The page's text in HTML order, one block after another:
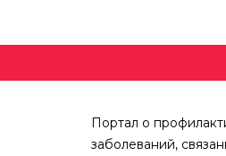
Портал о
заболеваний,